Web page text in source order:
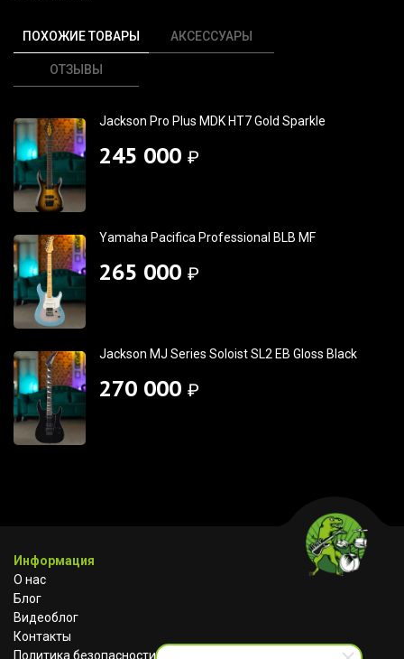
ПОХОЖИЕ ТОВАРЫ АКСЕССУАРЫ
ОТЗЫВЫ
Jackson Pro Plus MDK HT7 Gold Sparkle
245 000 ₽
Yamaha Pacifica Professional BLB MF
265 000 ₽
Jackson MJ Series Soloist SL2 EB Gloss Black
270 000 ₽
Информация
О нас
Блог
Видеоблог
Контакты
Политика безопасности